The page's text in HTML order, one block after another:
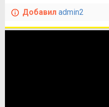
Добавил admin2